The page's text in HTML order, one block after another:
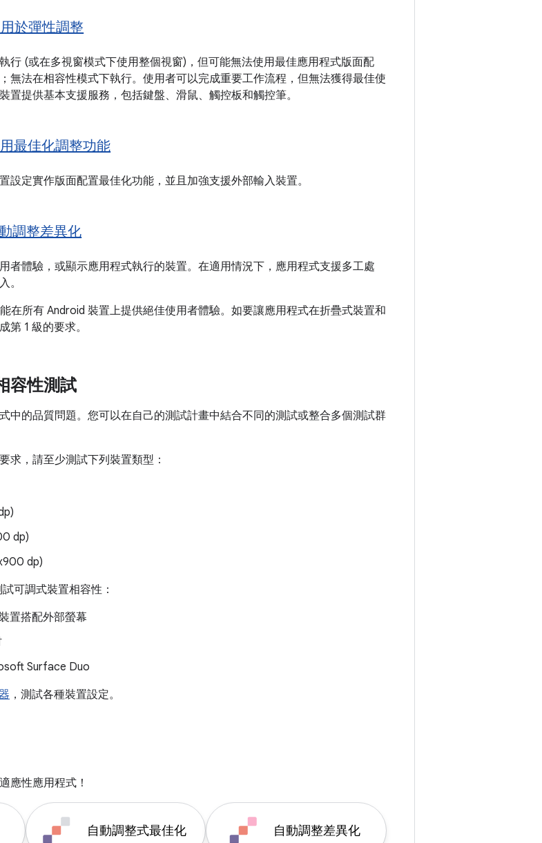
於彈性調整
行 (或在多視窗模式下使用整個視窗)，但可能無法使用最佳應用程式版面配
無法在相容性模式下執行。使用者可以完成重要工作流程，但無法獲得最佳使
置提供基本支援服務，包括鍵盤、滑鼠、觸控板和觸控筆。
最佳化調整功能
設定實作版面配置最佳化功能，並且加強支援外部輸入裝置。
調整差異化
者體驗，或顯示應用程式執行的裝置。在適用情況下，應用程式支援多工處
。
在所有 Android 裝置上提供絕佳使用者體驗。如要讓應用程式在折疊式裝置和
第 1 級的要求。
容性測試
中的品質問題。您可以在自己的測試計畫中結合不同的測試或整合多個測試群
求，請至少測試下列裝置類型：
dp)
dp)
可調式裝置相容性：
置搭配外部螢幕
Surface Duo
，測試各種裝置設定。
應性應用程式！
自動調整式最佳化 自動調整差異化